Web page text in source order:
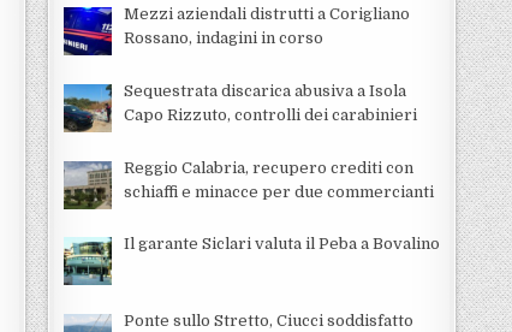
Mezzi aziendali distrutti a Corigliano
Rossano, indagini in corso
Sequestrata discarica abusiva a Isola
Capo Rizzuto, controlli dei carabinieri
Reggio Calabria, recupero crediti con
schiaffi e minacce per due commercianti
Il garante Siclari valuta il Peba a Bovalino
Ponte sullo Stretto, Ciucci soddisfatto